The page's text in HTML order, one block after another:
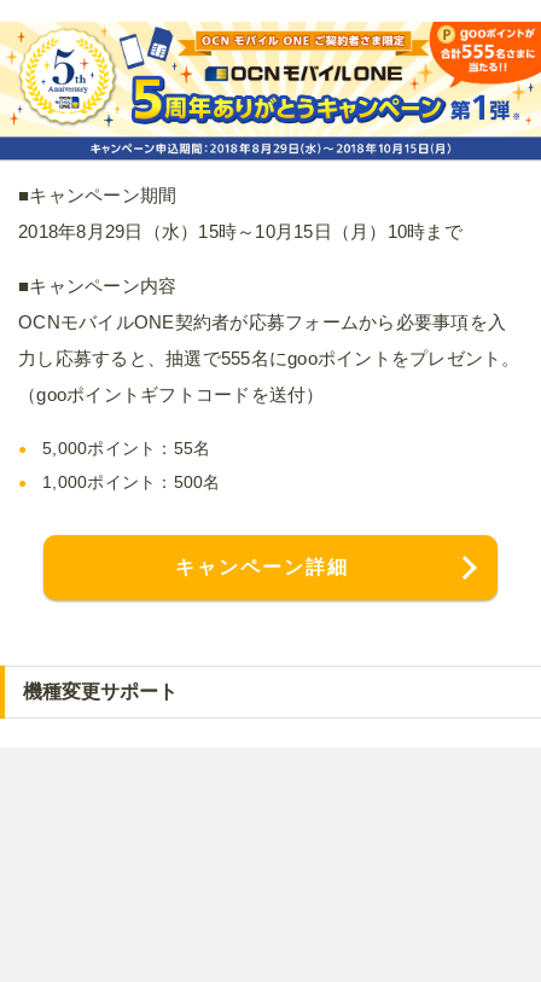
■キャンペーン期間
2018年8月29日（水）15時～10月15日（月）10時まで
■キャンペーン内容
OCNモバイルONE契約者が応募フォームから必要事項を入
力し応募すると、抽選で555名にgooポイントをプレゼント。
（gooポイントギフトコードを送付）
5,000ポイント：55名
1,000ポイント：500名
キャンペーン詳細
機種変更サポート